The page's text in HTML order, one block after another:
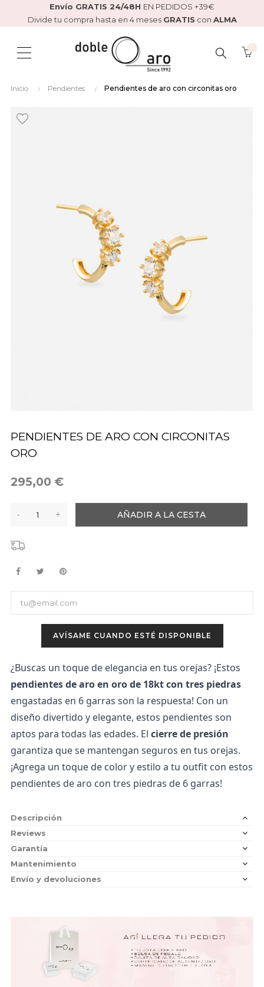
Envío GRATIS 24/48H EN PEDIDOS +39€
Divide tu compra hasta en 4 meses GRATIS con ALMA
BUSCAR
AQUÍ...
Inicio Pendientes Pendientes de aro con circonitas oro
PENDIENTES DE ARO CON CIRCONITAS
ORO
295,00 €
- + AÑADIR A LA CESTA
AVÍSAME CUANDO ESTÉ DISPONIBLE
pendientes de aro en oro de 18kt con tres piedras
engastadas en 6 garras son la respuesta! Con un
diseño divertido y elegante, estos pendientes son
aptos para todas las edades. El cierre de presión
garantiza que se mantengan seguros en tus orejas.
¡Agrega un toque de color y estilo a tu outfit con estos
pendientes de aro con tres piedras de 6 garras!
Descripción
Reviews
Garantía
Mantenimiento
Envío y devoluciones